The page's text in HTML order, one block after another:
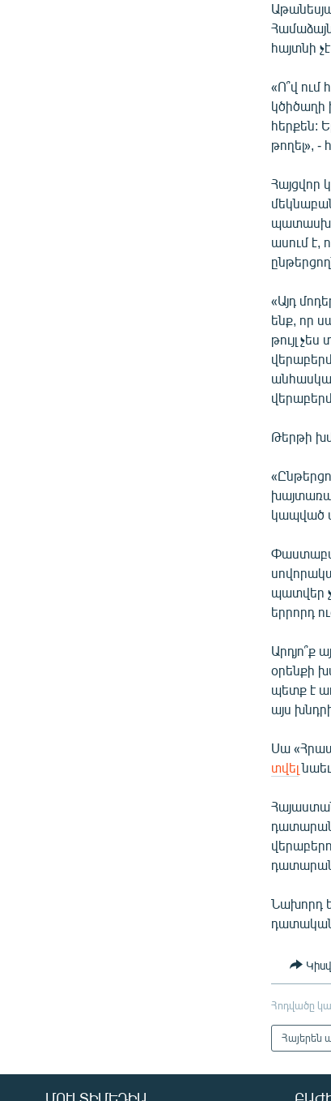
հայտնի
«Ո՞վ
կծիծաղի
հերքեն:
թողել», -
Հայցվոր
ասում է,
«Այդ
ենք, որ
թույլ
Թերթի
կապված
պատվեր
երրորդ
Արդյո՞ք
օրենքի
պետք է
այս
Սա
տվել
դատարան
Նախորդ
դատական
Հոդվածը
Հայերեն